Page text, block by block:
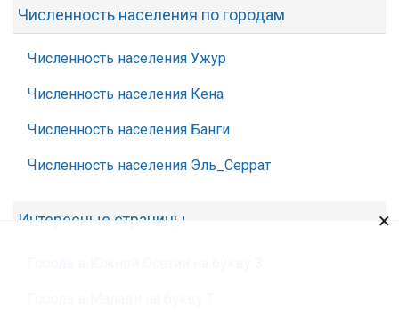
Численность населения по городам
Численность населения Ужур
Численность населения Кена
Численность населения Банги
Численность населения Эль_Серрат
Интересные страницы ×